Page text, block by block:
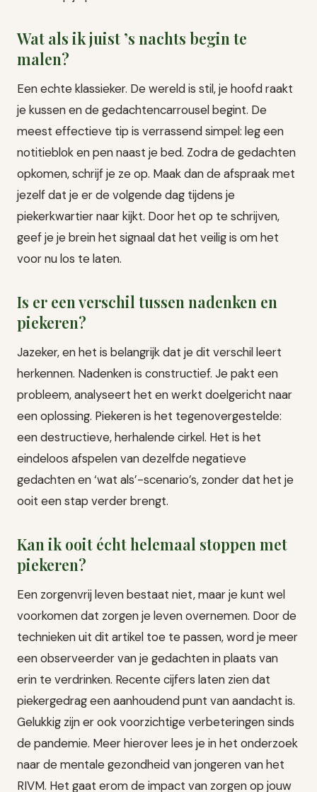
Wat als ik juist ’s nachts begin te
malen?
Een echte klassieker. De wereld is stil, je hoofd raakt
je kussen en de gedachtencarrousel begint. De
meest effectieve tip is verrassend simpel: leg een
notitieblok en pen naast je bed. Zodra de gedachten
opkomen, schrijf je ze op. Maak dan de afspraak met
jezelf dat je er de volgende dag tijdens je
piekerkwartier naar kijkt. Door het op te schrijven,
geef je je brein het signaal dat het veilig is om het
voor nu los te laten.
Is er een verschil tussen nadenken en
piekeren?
Jazeker, en het is belangrijk dat je dit verschil leert
herkennen. Nadenken is constructief. Je pakt een
probleem, analyseert het en werkt doelgericht naar
een oplossing. Piekeren is het tegenovergestelde:
een destructieve, herhalende cirkel. Het is het
eindeloos afspelen van dezelfde negatieve
gedachten en ‘wat als’-scenario’s, zonder dat het je
ooit een stap verder brengt.
Kan ik ooit écht helemaal stoppen met
piekeren?
Een zorgenvrij leven bestaat niet, maar je kunt wel
voorkomen dat zorgen je leven overnemen. Door de
technieken uit dit artikel toe te passen, word je meer
een observeerder van je gedachten in plaats van
erin te verdrinken. Recente cijfers laten zien dat
piekergedrag een aanhoudend punt van aandacht is.
Gelukkig zijn er ook voorzichtige verbeteringen sinds
de pandemie. Meer hierover lees je in het onderzoek
naar de mentale gezondheid van jongeren van het
RIVM. Het gaat erom de impact van zorgen op jouw